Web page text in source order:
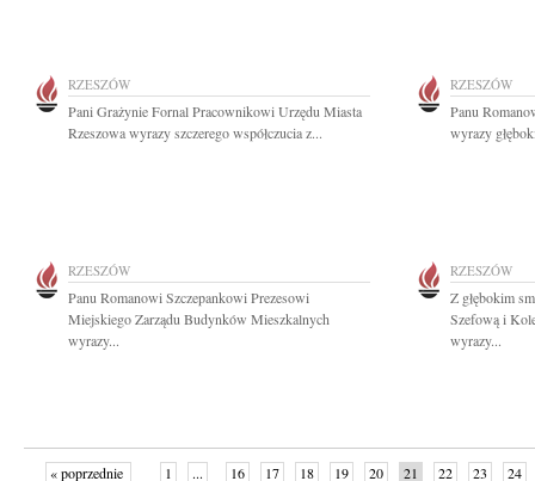
RZESZÓW
Pani Grażynie Fornal Pracownikowi Urzędu Miasta
Rzeszowa wyrazy szczerego współczucia z...
RZESZÓW
Panu
wyrazy
RZESZÓW
Panu Romanowi Szczepankowi Prezesowi
Miejskiego Zarządu Budynków Mieszkalnych
wyrazy...
RZESZÓW
Z głębokim
Szefową i
wyrazy...
« poprzednie 1 ... 16 17 18 19 20 21 22 23 24